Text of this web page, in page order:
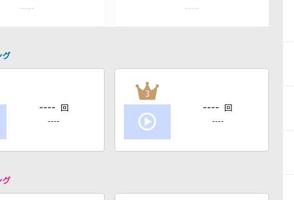
----
----
グ
---- 回
----
3
---- 回
----
グ